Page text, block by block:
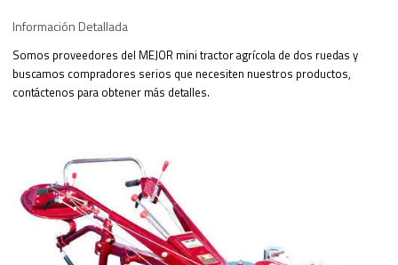
Información Detallada
Somos proveedores del MEJOR mini tractor agrícola de dos ruedas y
buscamos compradores serios que necesiten nuestros productos,
contáctenos para obtener más detalles.